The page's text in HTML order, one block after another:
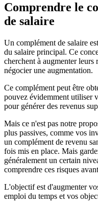
Comprendre le
de salaire
Un complément de salaire
du salaire principal. Ce
cherchent à augmenter leurs
négocier une augmentation.
Ce complément peut être
pouvez évidemment utiliser
pour générer des revenus
Mais ce n'est pas notre
plus passives, comme vos
un complément de revenu
fois mis en place. Mais
généralement un certain
comprendre ces risques
L'objectif est d'augmenter
emploi du temps et vos